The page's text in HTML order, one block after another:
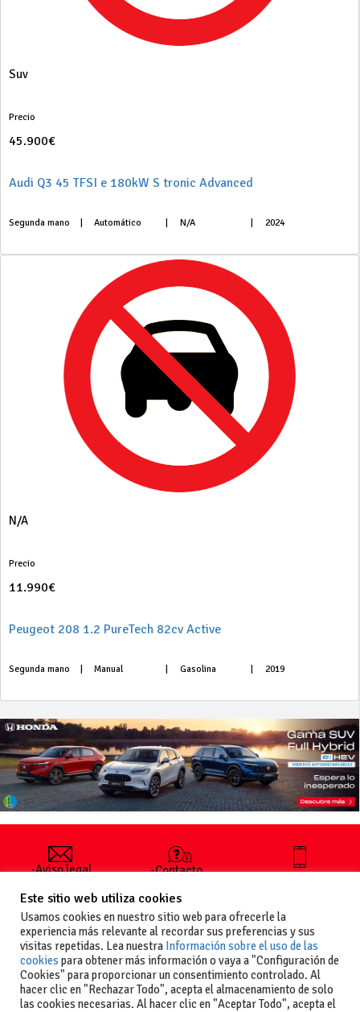
Suv
Precio
45.900€
Audi Q3 45 TFSI e 180kW S tronic Advanced
Segunda mano Automático N/A 2024
N/A
Precio
11.990€
Peugeot 208 1.2 PureTech 82cv Active
Segunda mano Manual Gasolina 2019
-Aviso legal
generales
de uso
-Política de
privacidad
-Política de
cookies
-Contacto
publicar un
anuncio
-Vende+
+34 627 35
Este sitio web utiliza cookies
Usamos cookies en nuestro sitio web para ofrecerle la
experiencia más relevante al recordar sus preferencias y sus
visitas repetidas. Lea nuestra Información sobre el uso de las
cookies para obtener más información o vaya a "Configuración de
Cookies" para proporcionar un consentimiento controlado. Al
hacer clic en "Rechazar Todo", acepta el almacenamiento de solo
las cookies necesarias. Al hacer clic en "Aceptar Todo", acepta el